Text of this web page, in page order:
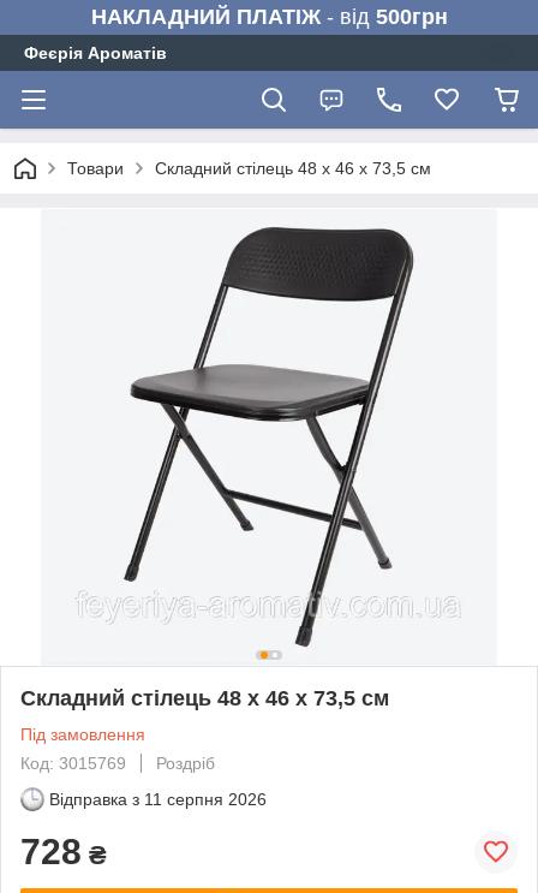
НАКЛАДНИЙ ПЛАТІЖ- від 500грн
Феєрія Ароматів
Товари Складний стілець 48 x 46 x 73,5 см
Складний стілець 48 x 46 x 73,5 см
Під замовлення
Код: 3015769
Роздріб
Відправка з 11 серпня 2026
728 ₴